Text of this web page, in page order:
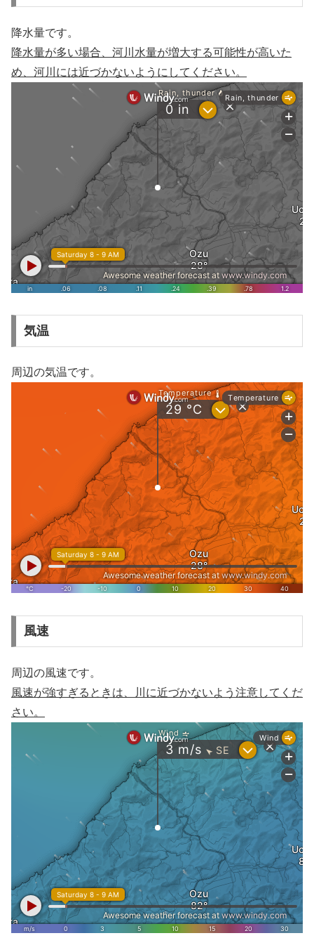
降水量です。
降水量が多い場合、河川水量が増大する可能性が高いた
め、河川には近づかないようにしてください。
気温
周辺の気温です。
風速
周辺の風速です。
風速が強すぎるときは、川に近づかないよう注意してくだ
さい。